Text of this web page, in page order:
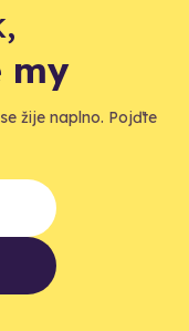
my
žije naplno. Pojďte